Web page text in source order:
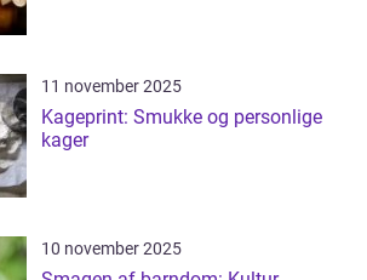
11 november 2025
Kageprint: Smukke og personlige
kager
10 november 2025